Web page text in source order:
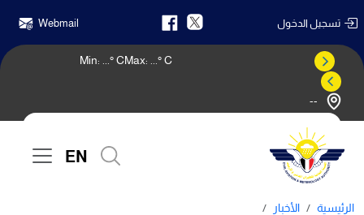
تسجيل الدخول Webmail
--
Max: ° C
Min: ° C
EN
الرئيسية
الأخبار